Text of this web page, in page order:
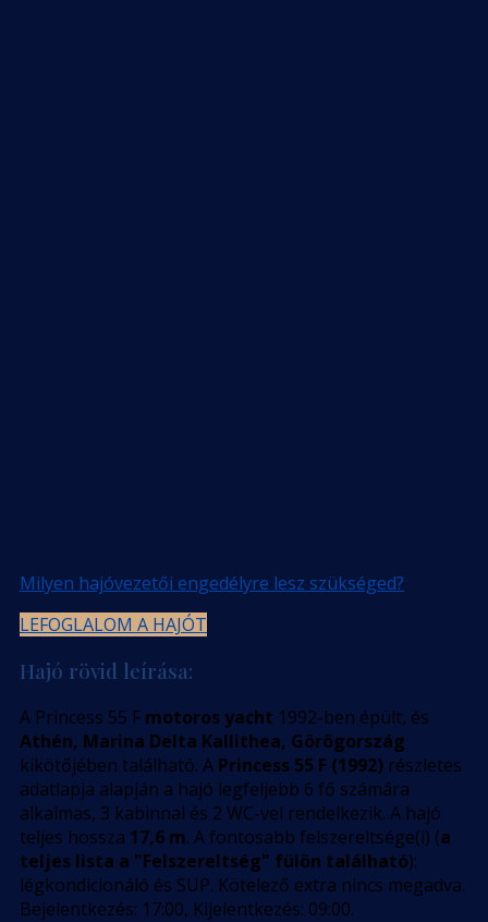
Milyen hajóvezetői engedélyre lesz szükséged?
LEFOGLALOM A HAJÓT
Hajó rövid leírása:
A Princess 55 F motoros yacht 1992-ben épült, és
Athén, Marina Delta Kallithea, Görögország
kikötőjében található. A Princess 55 F (1992) részletes
adatlapja alapján a hajó legfeljebb 6 fő számára
alkalmas, 3 kabinnal és 2 WC-vel rendelkezik. A hajó
teljes hossza 17,6 m. A fontosabb felszereltsége(i) (a
teljes lista a "Felszereltség" fülön található):
légkondicionáló és SUP. Kötelező extra nincs megadva.
Bejelentkezés: 17:00, Kijelentkezés: 09:00.